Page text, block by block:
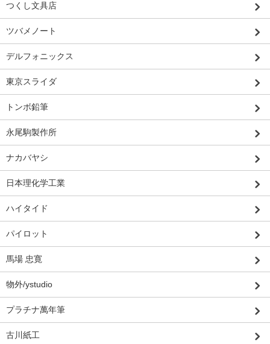
つくし文具店
ツバメノート
デルフォニックス
東京スライダ
トンボ鉛筆
永尾駒製作所
ナカバヤシ
日本理化学工業
ハイタイド
パイロット
馬場 忠寛
物外/ystudio
プラチナ萬年筆
古川紙工